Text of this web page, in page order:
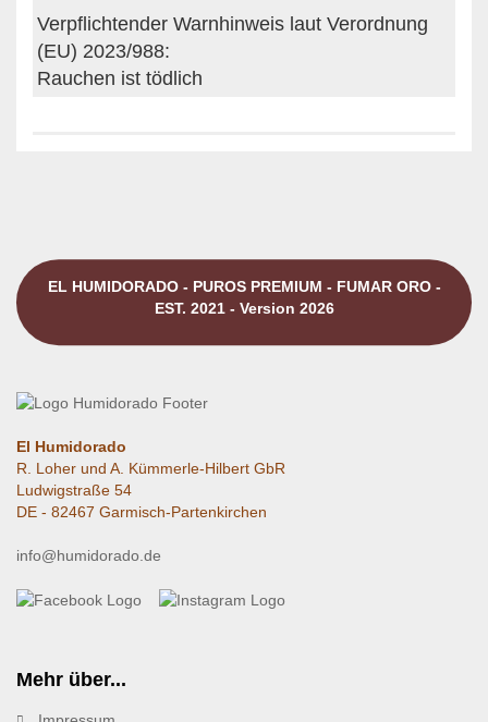
Verpflichtender Warnhinweis laut Verordnung
(EU) 2023/988:
Rauchen ist tödlich
EL HUMIDORADO - PUROS PREMIUM - FUMAR ORO -
EST. 2021 - Version 2026
El Humidorado
R. Loher und A. Kümmerle-Hilbert GbR
Ludwigstraße 54
DE - 82467 Garmisch-Partenkirchen
info@humidorado.de
Mehr über...